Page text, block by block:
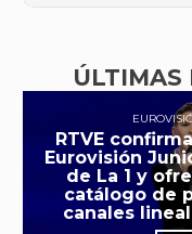
ÚLTIMAS
RTVE
Eurovisión
de La 1 y
catálogo de
canales